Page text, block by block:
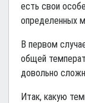
есть свои
определенных
В первом
общей
довольно
Итак, какую